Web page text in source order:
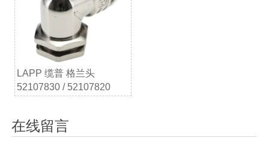
LAPP 缆普 格兰头
52107830 / 52107820
在线留言